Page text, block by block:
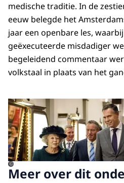
medische traditie. In de
eeuw belegde het
jaar een openbare les,
geëxecuteerde misdadiger
begeleidend commentaar
volkstaal in plaats van het
©
Meer over dit